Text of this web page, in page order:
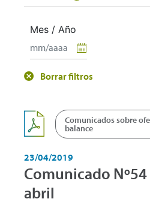
Mes / Año
Borrar filtros
Comunicados sobre
balance
23/04/2019
Comunicado
abril